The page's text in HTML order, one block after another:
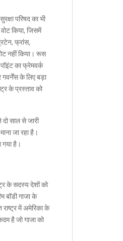
परिषद का भी
किया, जिसमें
फ्रांस,
नहीं किया। रूस
का फ्रेमवर्क
गवर्नेंस के लिए बड़ा
के प्रस्ताव को
साल से जारी
जा रहा है।
है।
के सदस्य देशों को
बॉडी गाजा के
राष्ट्र में अमेरिका के
है जो गाजा को